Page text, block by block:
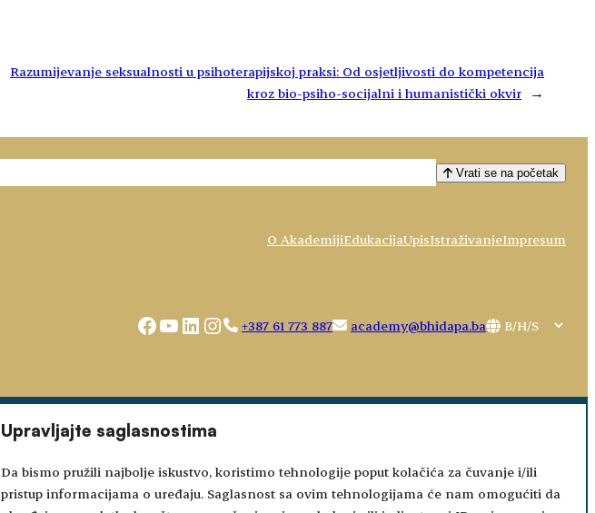
Upravljajte saglasnostima
Da bismo pružili najbolje iskustvo, koristimo tehnologije poput kolačića za čuvanje i/ili
pristup informacijama o uređaju. Saglasnost sa ovim tehnologijama će nam omogućiti da
Razumijevanje seksualnosti u psihoterapijskoj praksi: Od osjetljivosti do kompetencija
kroz bio-psiho-socijalni i humanistički okvir
→
Vrati se na početak
O AkademijiEdukacijaUpisIstraživanjeImpresum
Facebook
YouTube
LinkedIn
Instagram
+387 61 773 887 academy@bhidapa.ba
Choose